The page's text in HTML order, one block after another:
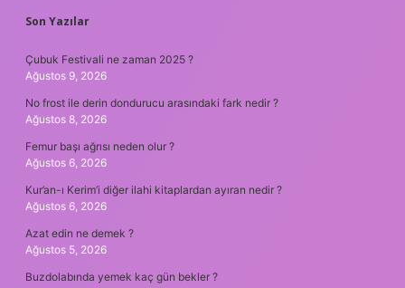
SIDEBAR
Son Yazılar
Çubuk Festivali ne zaman 2025 ?
Ağustos 9, 2026
No frost ile derin dondurucu arasındaki fark nedir ?
Ağustos 8, 2026
Femur başı ağrısı neden olur ?
Ağustos 6, 2026
Kur’an-ı Kerim’i diğer ilahi kitaplardan ayıran nedir ?
Ağustos 6, 2026
Azat edin ne demek ?
Ağustos 5, 2026
Buzdolabında yemek kaç gün bekler ?